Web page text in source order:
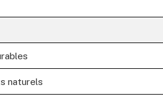
naturels